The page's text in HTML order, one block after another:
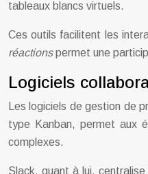
tableaux blancs virtuels.
Ces outils facilitent les
réactionspermet une
Logiciels
Les logiciels de gestion de
type Kanban, permet aux
complexes.
Slack, quant à lui,